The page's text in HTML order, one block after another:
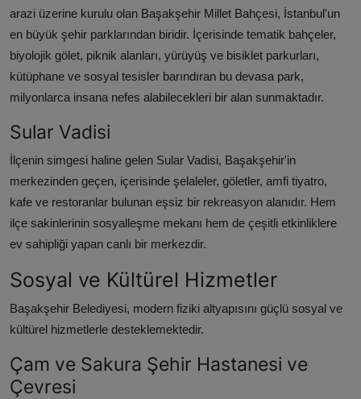
arazi üzerine kurulu olan Başakşehir Millet Bahçesi, İstanbul'un
en büyük şehir parklarından biridir. İçerisinde tematik bahçeler,
biyolojik gölet, piknik alanları, yürüyüş ve bisiklet parkurları,
kütüphane ve sosyal tesisler barındıran bu devasa park,
milyonlarca insana nefes alabilecekleri bir alan sunmaktadır.
Sular Vadisi
İlçenin simgesi haline gelen Sular Vadisi, Başakşehir'in
merkezinden geçen, içerisinde şelaleler, göletler, amfi tiyatro,
kafe ve restoranlar bulunan eşsiz bir rekreasyon alanıdır. Hem
ilçe sakinlerinin sosyalleşme mekanı hem de çeşitli etkinliklere
ev sahipliği yapan canlı bir merkezdir.
Sosyal ve Kültürel Hizmetler
Başakşehir Belediyesi, modern fiziki altyapısını güçlü sosyal ve
kültürel hizmetlerle desteklemektedir.
Çam ve Sakura Şehir Hastanesi ve
Çevresi